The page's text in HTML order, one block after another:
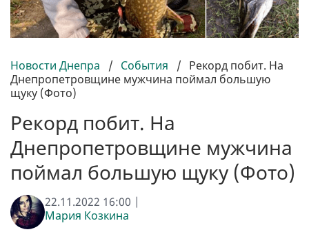
Новости Днепра / События / Рекорд побит. На
Днепропетровщине мужчина поймал большую
щуку (Фото)
Рекорд побит. На
Днепропетровщине мужчина
поймал большую щуку (Фото)
22.11.2022 16:00 |
Мария Козкина